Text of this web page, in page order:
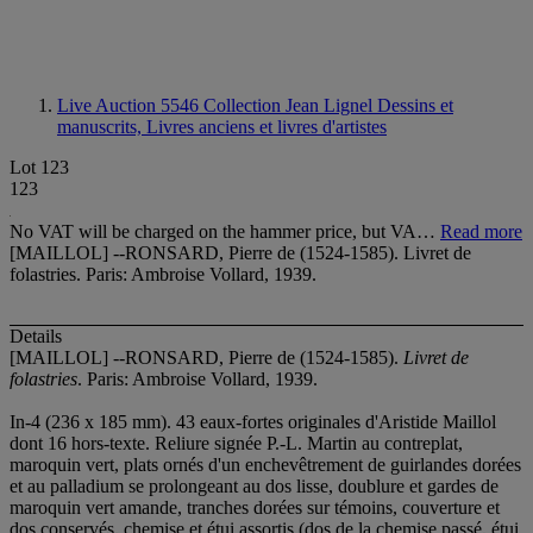
Live Auction 5546 Collection Jean Lignel Dessins et
manuscrits, Livres anciens et livres d'artistes
Lot 123
123
No VAT will be charged on the hammer price, but VA… Read more
[MAILLOL] --RONSARD, Pierre de (1524-1585). Livret de
folastries. Paris: Ambroise Vollard, 1939.
Details
[MAILLOL] --RONSARD, Pierre de (1524-1585). Livret de
folastries. Paris: Ambroise Vollard, 1939.
In-4 (236 x 185 mm). 43 eaux-fortes originales d'Aristide Maillol
dont 16 hors-texte. Reliure signée P.-L. Martin au contreplat,
maroquin vert, plats ornés d'un enchevêtrement de guirlandes dorées
et au palladium se prolongeant au dos lisse, doublure et gardes de
maroquin vert amande, tranches dorées sur témoins, couverture et